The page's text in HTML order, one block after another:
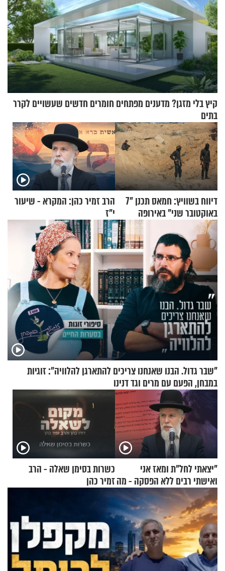
קיץ בלי מזגן? מדענים מפתחים חומרים חדשים שעשויים לקרר
בתים
דיווח בשוויץ: חמאס תכנן "7
באוקטובר שני" באירופה
הרב זמיר כהן: המקרא - שיעור
י"ז
"שבר גדול. הבנו שאנחנו צריכים להתארגן להלוויה": זוגיות
במבחן, הפעם עם מרים וגד דנינו
"יצאתי לחל"ת ומאז אני
ואישתי רבים ללא הפסקה - מה
עושים"? הרב זמיר כהן
בתשובה מפתיעה
כשרות בסימן שאלה - הרב
זמיר כהן